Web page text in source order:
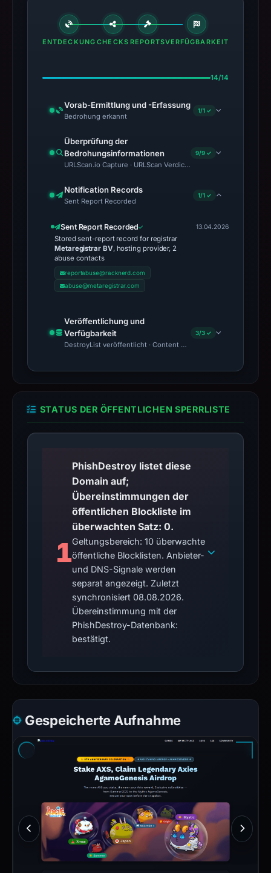
ENTDECKUNG CHECKS REPORTSVERFÜGBARKEIT
14/14
Vorab-Ermittlung und -Erfassung
Bedrohung erkannt
1/1 ✓
Überprüfung der
Bedrohungsinformationen
URLScan.io Capture · URLScan Verdict · Cloudflare Radar
9/9 ✓
Notification Records
Sent Report Recorded
1/1 ✓
Sent Report Recorded
Stored sent-report record for registrar
Metaregistrar BV, hosting provider, 2
abuse contacts
reportabuse@racknerd.com
abuse@metaregistrar.com
13.04.2026
Veröffentlichung und
Verfügbarkeit
DestroyList veröffentlicht · Content Observed Unavailable ·
3/3 ✓
STATUS DER ÖFFENTLICHEN SPERRLISTE
1
PhishDestroy listet diese
Domain auf;
Übereinstimmungen der
öffentlichen Blockliste im
überwachten Satz: 0.
Geltungsbereich: 10 überwachte
öffentliche Blocklisten. Anbieter-
und DNS-Signale werden
separat angezeigt. Zuletzt
synchronisiert 08.08.2026.
Übereinstimmung mit der
PhishDestroy-Datenbank:
bestätigt.
Gespeicherte Aufnahme